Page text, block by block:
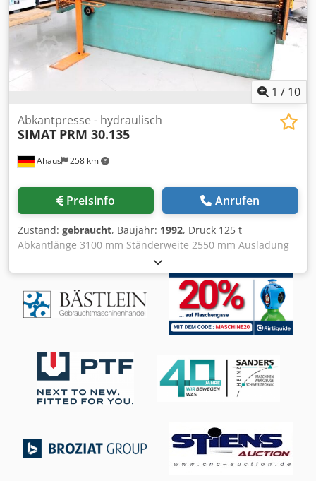
1 / 10
Ahaus 258 km
Abkantpresse - hydraulisch
SIMAT PRM 30.135
Preisinfo Anrufen
Zustand: gebraucht, Baujahr: 1992, Druck 125 t
Abkantlänge 3100 mm Ständerweite 2550 mm Ausladung
250 mm Hub 120 mm Zustellgeschwindigkeit 70.0 mm/sec
Arbeitsgeschwindigkeit 7.0 mm/sec
Rückzugsgeschwindigkeit 60.0 mm/sec Einbauhöhe 325
mm Dodpfx Anjxaaulekewa Tischbreite 180 mm
Arbeitshöhe 915 mm Ölinhalt 150 ltr.
Gesamtleistungsbedarf 12.5 kW Maschinengewicht ca.
gepflegter Zustand aus einer Instandhaltungswerkstatt (!!)
Ausstattung: - einfache, konventionelle elektro-
hydraulische Abkantpresse * mit Torsionswelle für
Parallelität der Oberwange - elektro-motorischer
2x manuell verstellbaren Anschlagfinger * Feineinstellung
über Handrad vorne, mit analoger Positionsanzeige -
elektro-motorische Verstellung der Eintauchtiefe (Y1+Y2